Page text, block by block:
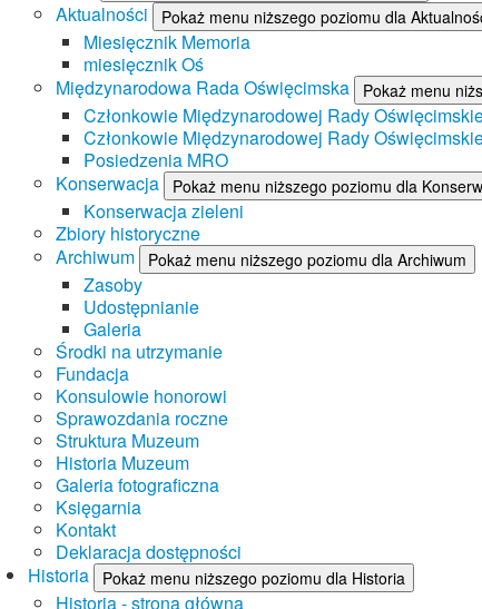
Aktualności Pokaż menu niższego poziomu dla
Miesięcznik Memoria
miesięcznik Oś
Międzynarodowa Rada Oświęcimska
Pokaż menu
Członkowie Międzynarodowej Rady
Członkowie Międzynarodowej Rady
Posiedzenia MRO
Konserwacja
Pokaż menu niższego poziomu dla
Konserwacja zieleni
Zbiory historyczne
Archiwum
Pokaż menu niższego poziomu dla Archiwum
Zasoby
Udostępnianie
Galeria
Środki na utrzymanie
Fundacja
Konsulowie honorowi
Sprawozdania roczne
Struktura Muzeum
Historia Muzeum
Galeria fotograficzna
Księgarnia
Kontakt
Deklaracja dostępności
Historia
Pokaż menu niższego poziomu dla Historia
Historia - strona główna